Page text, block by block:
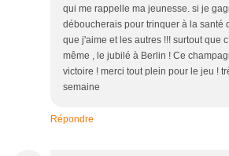
qui me rappelle ma jeunesse. si je
déboucherais pour trinquer à la santé
que j'aime et les autres !!! surtout que
même , le jubilé à Berlin ! Ce
victoire ! merci tout plein pour le jeu !
semaine
Répondre